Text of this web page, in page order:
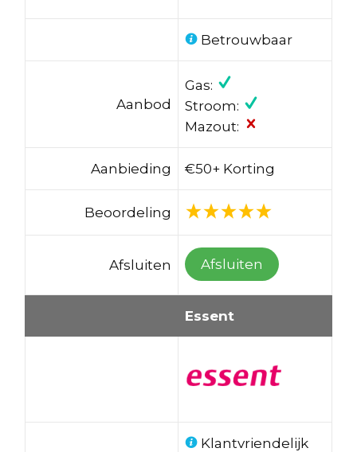
Betrouwbaar
Aanbod
Gas:
Stroom:
Mazout:
Aanbieding €50+ Korting
Beoordeling
Afsluiten Afsluiten
Essent
Klantvriendelijk